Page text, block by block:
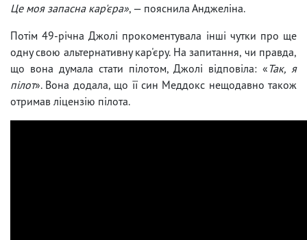
Це моя запасна кар'єра», — пояснила Анджеліна.
Потім 49-річна Джолі прокоментувала інші чутки про ще
одну свою альтернативну кар'єру. На запитання, чи правда,
що вона думала стати пілотом, Джолі відповіла: « Так, я
пілот». Вона додала, що її син Меддокс нещодавно також
отримав ліцензію пілота.